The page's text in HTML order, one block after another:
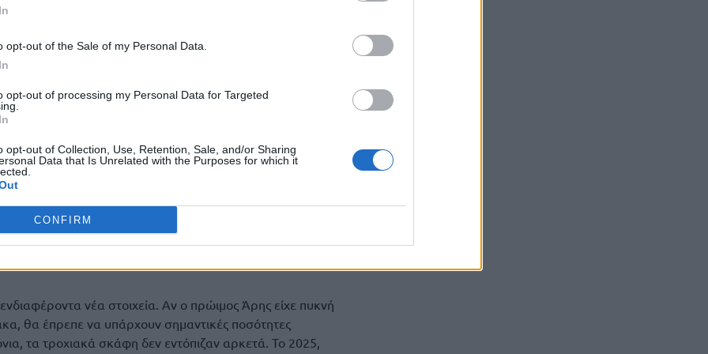
opt-out of the Sale of my Personal Data.
opt-out of processing my Personal Data for Targeted
opt-out of Collection, Use, Retention, Sale, and/or Sharing
Data that Is Unrelated with the Purposes for which it
CONFIRM
ισοτόπων αργού. Επειδή το αργό δεν
ηφαιστείων όπως το διοξείδιο του άνθρακα, η
καθαρή ένδειξη απώλειας προς το Διάστημα. Σύμφωνα
της ατμοσφαιρικής απώλειας του Άρη έγινε προς τα
άνθρακα, όμως, είναι πιο περίπλοκη περίπτωση, καθώς
πετρώματα.
πήγε στο διάστημα
νέα στοιχεία. Αν ο πρώιμος Άρης είχε πυκνή
θα έπρεπε να υπάρχουν σημαντικές ποσότητες
τα τροχιακά σκάφη δεν εντόπιζαν αρκετά. Το 2025,